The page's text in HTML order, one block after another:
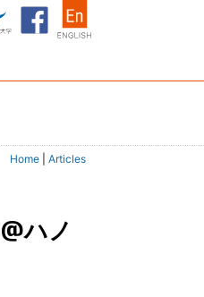
Home Articles